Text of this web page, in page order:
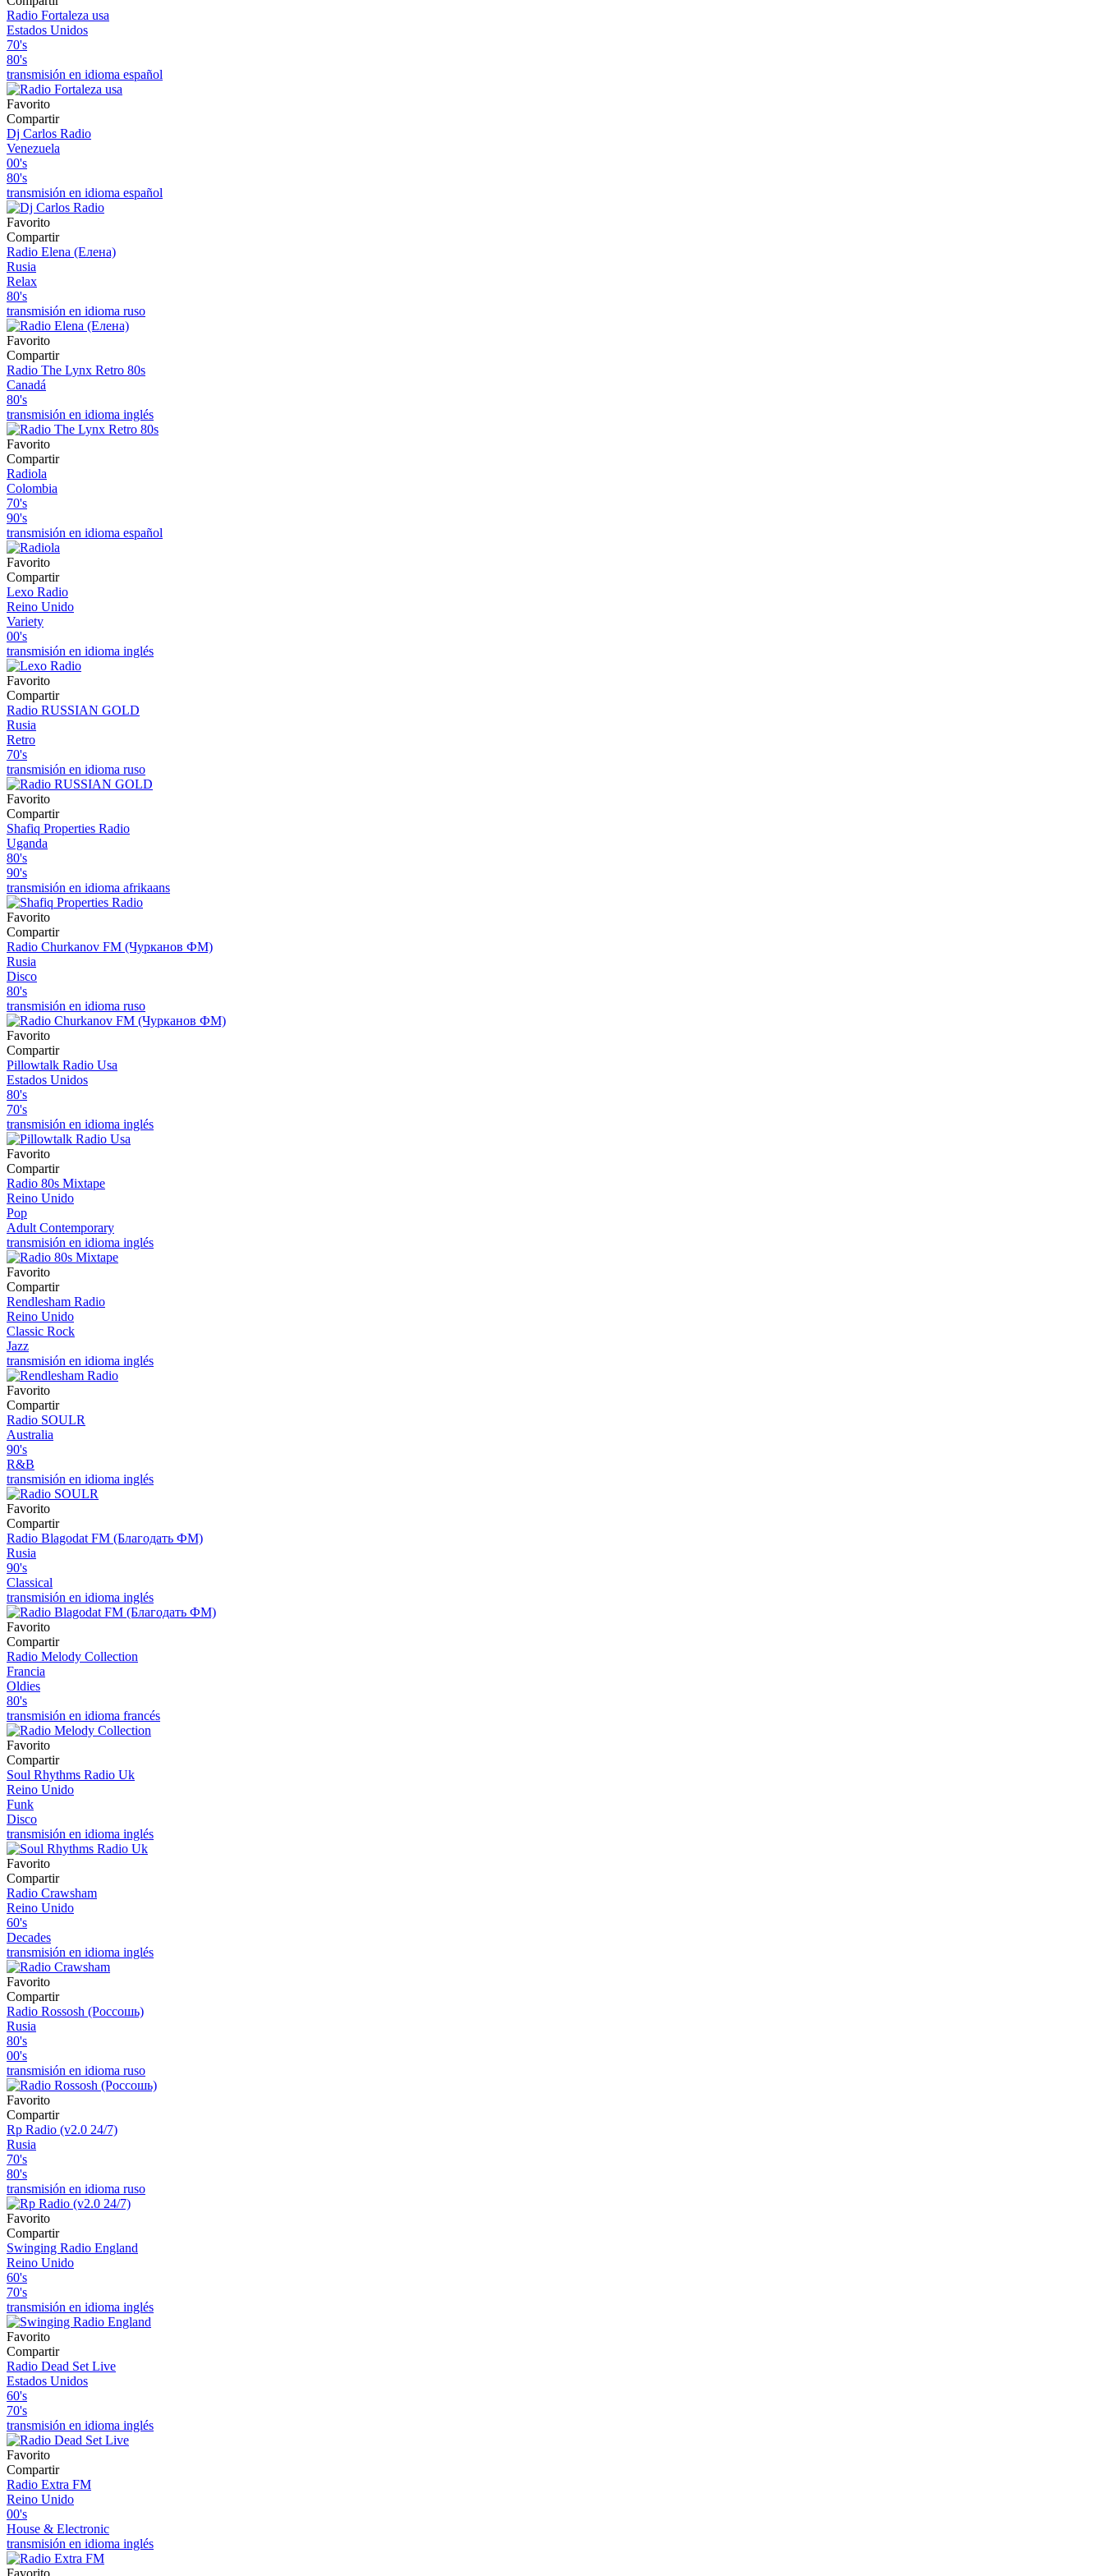
Radio Fortaleza usa
Estados Unidos
70's
80's
transmisión en idioma español
Favorito
Compartir
Dj Carlos Radio
Venezuela
00's
80's
transmisión en idioma español
Favorito
Compartir
Radio Elena (Елена)
Rusia
Relax
80's
transmisión en idioma ruso
Favorito
Compartir
Radio The Lynx Retro 80s
Canadá
80's
transmisión en idioma inglés
Favorito
Compartir
Radiola
Colombia
70's
90's
transmisión en idioma español
Favorito
Compartir
Lexo Radio
Reino Unido
Variety
00's
transmisión en idioma inglés
Favorito
Compartir
Radio RUSSIAN GOLD
Rusia
Retro
70's
transmisión en idioma ruso
Favorito
Compartir
Shafiq Properties Radio
Uganda
80's
90's
transmisión en idioma afrikaans
Favorito
Compartir
Radio Churkanov FM (Чурканов ФМ)
Rusia
Disco
80's
transmisión en idioma ruso
Favorito
Compartir
Pillowtalk Radio Usa
Estados Unidos
80's
70's
transmisión en idioma inglés
Favorito
Compartir
Radio 80s Mixtape
Reino Unido
Pop
Adult Contemporary
transmisión en idioma inglés
Favorito
Compartir
Rendlesham Radio
Reino Unido
Classic Rock
Jazz
transmisión en idioma inglés
Favorito
Compartir
Radio SOULR
Australia
90's
R&B
transmisión en idioma inglés
Favorito
Compartir
Radio Blagodat FM (Благодать ФМ)
Rusia
90's
Classical
transmisión en idioma inglés
Favorito
Compartir
Radio Melody Collection
Francia
Oldies
80's
transmisión en idioma francés
Favorito
Compartir
Soul Rhythms Radio Uk
Reino Unido
Funk
Disco
transmisión en idioma inglés
Favorito
Compartir
Radio Crawsham
Reino Unido
60's
Decades
transmisión en idioma inglés
Favorito
Compartir
Radio Rossosh (Россошь)
Rusia
80's
00's
transmisión en idioma ruso
Favorito
Compartir
Rp Radio (v2.0 24/7)
Rusia
70's
80's
transmisión en idioma ruso
Favorito
Compartir
Swinging Radio England
Reino Unido
60's
70's
transmisión en idioma inglés
Favorito
Compartir
Radio Dead Set Live
Estados Unidos
60's
70's
transmisión en idioma inglés
Favorito
Compartir
Radio Extra FM
Reino Unido
00's
House & Electronic
transmisión en idioma inglés
Favorito